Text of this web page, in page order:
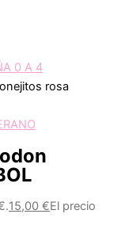
0 A 4
rosa
15,00€El precio